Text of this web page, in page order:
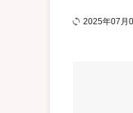
2025年07月